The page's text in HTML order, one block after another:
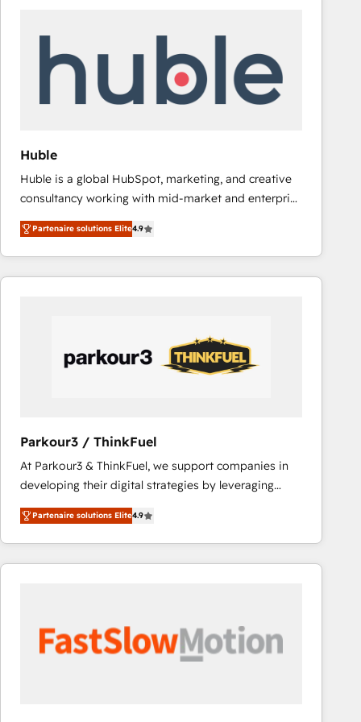
Huble
Huble is a global HubSpot, marketing, and creative
consultancy working with mid-market and enterprise
businesses. We go beyond implementation, shaping
the strategy, processes, and teams that turn
HubSpot into a genuine growth engine. Named
HubSpot's Global Partner of the Year in 2024,
Huble has built a track record that speaks for itself.
One company, one operating model, delivering
across offices and consulting teams in the UK, USA,
international offices and 175+ employees.
Partenaire solutions Elite4.9
Parkour3 / ThinkFuel
At Parkour3 & ThinkFuel, we support companies in
developing their digital strategies by leveraging
technologies and automating their marketing and
sales processes to generate growth. Our offer spans
from Strategy to Operations. We specialize in CRM
onboarding and implementation, web design, sales
empowering our clients and developing their
autonomy. Get to grips with HubSpot through
Partenaire solutions Elite4.9